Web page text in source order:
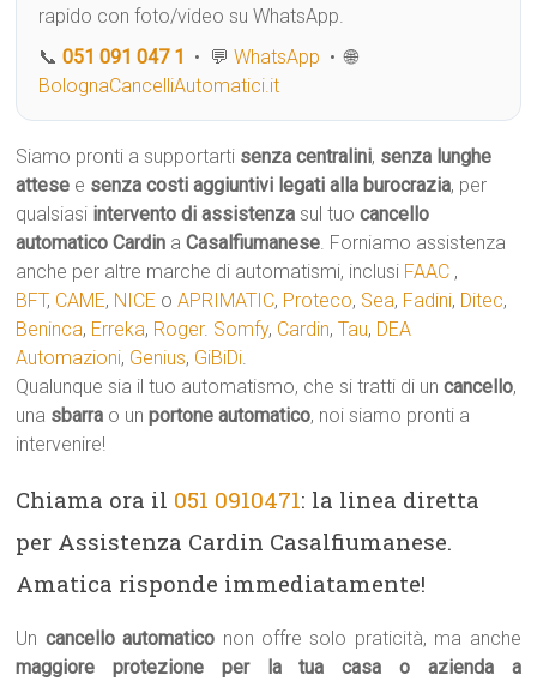
rapido con foto/video su WhatsApp.
📞051 091 047 1 • 💬WhatsApp • 🌐
BolognaCancelliAutomatici.it
Siamo pronti a supportarti senza centralini, senza lunghe
attese e senza costi aggiuntivi legati alla burocrazia, per
qualsiasi intervento di assistenza sul tuocancello
automatico Cardin aCasalfiumanese. Forniamo assistenza
anche per altre marche di automatismi, inclusi FAAC ,
BFT, CAME, NICE oAPRIMATIC, Proteco, Sea, Fadini, Ditec,
Beninca, Erreka, Roger. Somfy, Cardin,Tau, DEA
Automazioni, Genius, GiBiDi.
Qualunque sia il tuo automatismo, che si tratti di uncancello,
una sbarra o unportone automatico, noi siamo pronti a
intervenire!
Chiama ora il 051 0910471: la linea diretta
per Assistenza Cardin Casalfiumanese.
Amatica risponde immediatamente!
Un cancello automatico non offre solo praticità, ma anche
maggiore protezione per la tua casa o azienda a